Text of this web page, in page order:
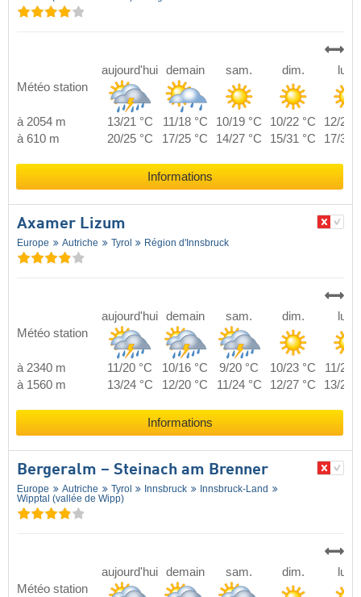
Météo station
aujourd'hui demain sam. dim. lun.
à 2054 m 13/21 °C 11/18 °C 10/19 °C 10/22 °C
12/22
à 610 m
20/25 °C 17/25 °C 14/27 °C 15/31 °C 17/31
Informations
Axamer Lizum
Europe Autriche Tyrol Région d'Innsbruck
Météo station
aujourd'hui demain sam. dim. lun.
à 2340 m 11/20 °C 10/16 °C 9/20 °C 10/23 °C
11/24
à 1560 m
13/24 °C 12/20 °C 11/24 °C 12/27 °C 13/28
Informations
Bergeralm – Steinach am Brenner
Europe Autriche Tyrol Innsbruck
Innsbruck-Land
Wipptal (vallée de Wipp)
Météo station
aujourd'hui demain sam. dim. lun.